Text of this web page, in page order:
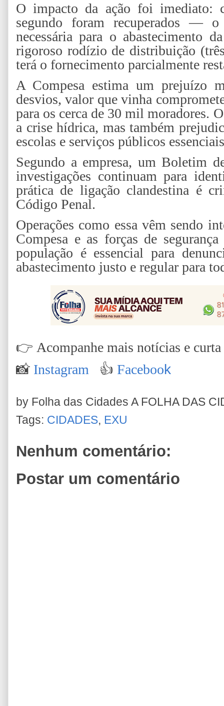
O impacto da ação foi imediato:
segundo foram recuperados —
necessária para o abastecimento
rigoroso rodízio de distribuição
terá o fornecimento parcialmente
A Compesa estima um prejuízo
desvios, valor que vinha
para os cerca de 30 mil moradores.
a crise hídrica, mas também
escolas e serviços públicos
Segundo a empresa, um Boletim
investigações continuam para
prática de ligação clandestina é
Código Penal.
Operações como essa vêm sendo
Compesa e as forças de
população é essencial para
abastecimento justo e regular para
👉 Acompanhe mais notícias e curta
📸 Instagram 👍 Facebook
by Folha das Cidades A FOLHA DAS
Tags: CIDADES, EXU
Nenhum comentário:
Postar um comentário